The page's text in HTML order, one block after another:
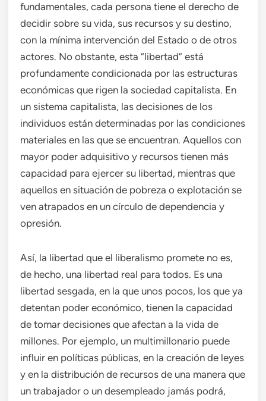
fundamentales, cada persona tiene el derecho de
decidir sobre su vida, sus recursos y su destino,
con la mínima intervención del Estado o de otros
actores. No obstante, esta “libertad” está
profundamente condicionada por las estructuras
económicas que rigen la sociedad capitalista. En
un sistema capitalista, las decisiones de los
individuos están determinadas por las condiciones
materiales en las que se encuentran. Aquellos con
mayor poder adquisitivo y recursos tienen más
capacidad para ejercer su libertad, mientras que
aquellos en situación de pobreza o explotación se
ven atrapados en un círculo de dependencia y
opresión.
Así, la libertad que el liberalismo promete no es,
de hecho, una libertad real para todos. Es una
libertad sesgada, en la que unos pocos, los que ya
detentan poder económico, tienen la capacidad
de tomar decisiones que afectan a la vida de
millones. Por ejemplo, un multimillonario puede
influir en políticas públicas, en la creación de leyes
y en la distribución de recursos de una manera que
un trabajador o un desempleado jamás podrá,